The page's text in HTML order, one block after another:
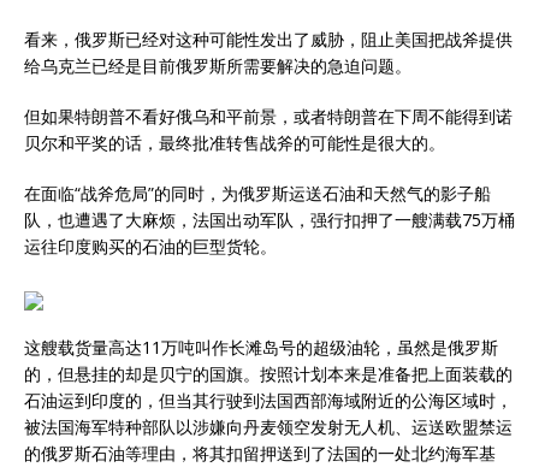
看来，俄罗斯已经对这种可能性发出了威胁，阻止美国把战斧提供
给乌克兰已经是目前俄罗斯所需要解决的急迫问题。
但如果特朗普不看好俄乌和平前景，或者特朗普在下周不能得到诺
贝尔和平奖的话，最终批准转售战斧的可能性是很大的。
在面临“战斧危局”的同时，为俄罗斯运送石油和天然气的影子船
队，也遭遇了大麻烦，法国出动军队，强行扣押了一艘满载75万桶
运往印度购买的石油的巨型货轮。
这艘载货量高达11万吨叫作长滩岛号的超级油轮，虽然是俄罗斯
的，但悬挂的却是贝宁的国旗。按照计划本来是准备把上面装载的
石油运到印度的，但当其行驶到法国西部海域附近的公海区域时，
被法国海军特种部队以涉嫌向丹麦领空发射无人机、运送欧盟禁运
的俄罗斯石油等理由，将其扣留押送到了法国的一处北约海军基